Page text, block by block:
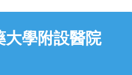
大學附設醫院